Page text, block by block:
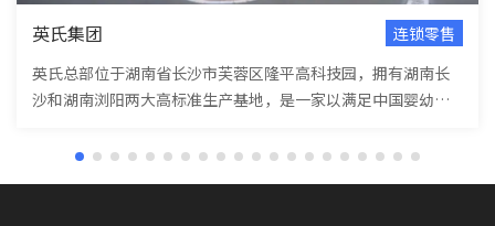
英氏集团
连锁零售
英氏总部位于湖南省长沙市芙蓉区隆平高科技园，拥有湖南长
沙和湖南浏阳两大高标准生产基地，是一家以满足中国婴幼儿